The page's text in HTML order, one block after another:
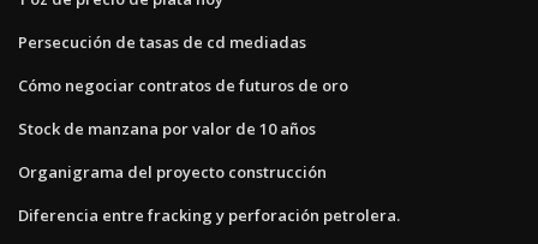
Persecución de tasas de cd mediadas
Cómo negociar contratos de futuros de oro
Stock de manzana por valor de 10 años
Organigrama del proyecto construcción
Diferencia entre fracking y perforación petrolera.